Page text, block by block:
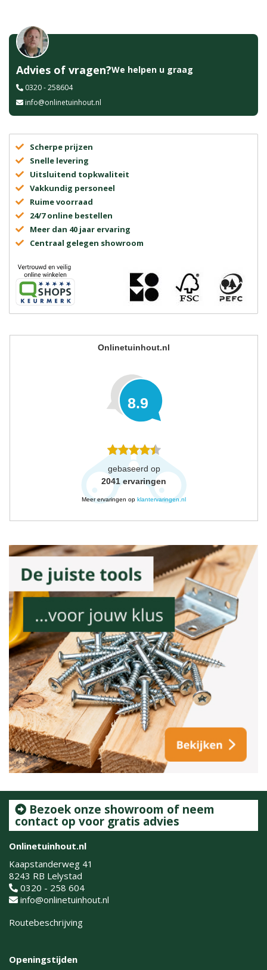
Advies of vragen?We helpen u graag
0320 - 258604
info@onlinetuinhout.nl
Scherpe prijzen
Snelle levering
Uitsluitend topkwaliteit
Vakkundig personeel
Ruime voorraad
24/7 online bestellen
Meer dan 40 jaar ervaring
Centraal gelegen showroom
Onlinetuinhout.nl
8.9
gebaseerd op
2041 ervaringen
Meer ervaringen op klantervaringen.nl
Bezoek onze showroom of neem
contact op voor gratis advies
Onlinetuinhout.nl
Kaapstanderweg 41
8243 RB Lelystad
0320 - 258 604
info@onlinetuinhout.nl
Routebeschrijving
Openingstijden